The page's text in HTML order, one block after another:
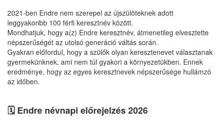
2021-ben Endre nem szerepel az újszülöteknek adott
leggyakoribb 100 férfi keresztnév között.
Mondhatjuk, hogy a(z) Endre keresztnév, átmenetileg elvesztette
népszerűségét az utolsó generáció váltás során.
Gyakran előfordul, hogy a szülők olyan keresztenevet választanak
gyermekünknek, ami nem túl gyakori a környezetükben. Ennek
eredménye, hogy az egyes keresztnevek népszerűsége hullámzó
az időben.
🗓️ Endre névnapi előrejelzés 2026